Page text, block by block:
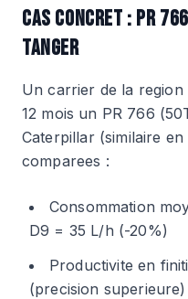
CAS CONCRET : PR
TANGER
Un carrier de la region
12 mois un PR 766
Caterpillar (similaire
comparees :
Consommation
D9 = 35 L/h (-20%)
Productivite en
(precision superieure)